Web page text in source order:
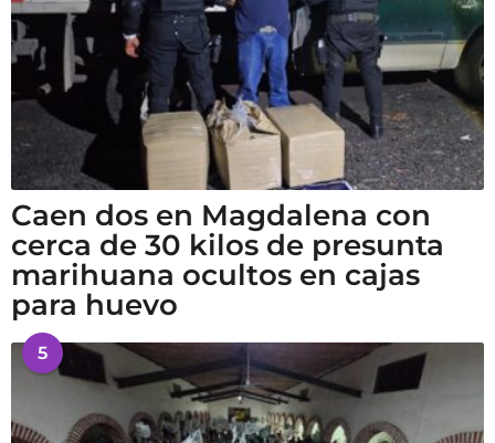
Caen dos en Magdalena con
cerca de 30 kilos de presunta
marihuana ocultos en cajas
para huevo
5